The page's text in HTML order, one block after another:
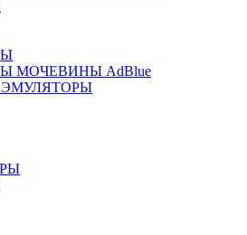
МОЧЕВИНЫ АdBlue
ЭМУЛЯТОРЫ